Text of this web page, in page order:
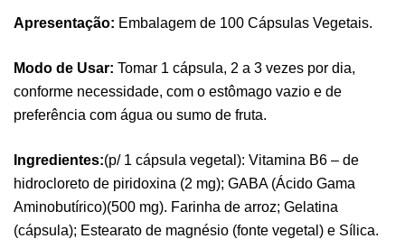
Apresentação: Embalagem de 100 Cápsulas Vegetais.
Modo de Usar: Tomar 1 cápsula, 2 a 3 vezes por dia,
conforme necessidade, com o estômago vazio e de
preferência com água ou sumo de fruta.
Ingredientes:(p/ 1 cápsula vegetal): Vitamina B6 – de
hidrocloreto de piridoxina (2 mg); GABA (Ácido Gama
Aminobutírico)(500 mg). Farinha de arroz; Gelatina
(cápsula); Estearato de magnésio (fonte vegetal) e Sílica.